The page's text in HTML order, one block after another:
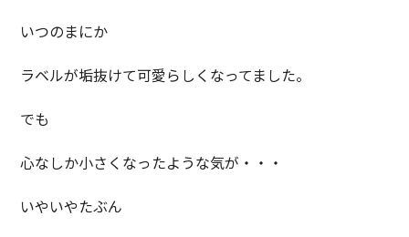
いつのまにか
ラベルが垢抜けて可愛らしくなってました。
でも
心なしか小さくなったような気が・・・
いやいやたぶん